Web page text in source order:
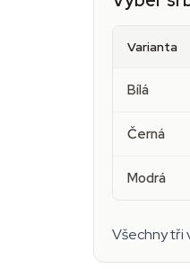
Varianta
Bílá
Černá
Modrá
Všechny tři